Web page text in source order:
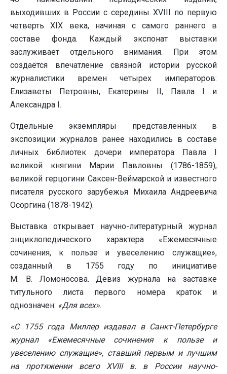
выходивших в России с середины XVIII по первую
четверть XIX века, начиная с самого раннего в
составе фонда. Каждый экспонат выставки
заслуживает отдельного внимания. При этом
создаётся впечатление связной истории русской
журналистики времен четырех императоров:
Елизаветы Петровны, Екатерины II, Павла I и
Александра I.
Отдельные экземпляры представленных в
экспозиции журналов ранее находились в составе
личных библиотек дочери императора Павла I
великой княгини Марии Павловны (1786-1859),
великой герцогини Саксен-Веймарской и известного
писателя русского зарубежья Михаила Андреевича
Осоргина (1878-1942).
Выставка открывает научно-литературный журнал
энциклопедического характера «Ежемесячные
сочинения, к пользе и увеселению служащие»,
созданный в 1755 году по инициативе
М. В. Ломоносова. Девиз журнала на заставке
титульного листа первого номера краток и
однозначен: «Для всех».
«С 1755 года Миллер издавал в Санкт-Петербурге
журнал «Ежемесячные сочинения к пользе и
увеселению служащие», ставший первым и лучшим
на протяжении всего XVIII в. в России научно-